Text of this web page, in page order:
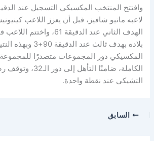
لاعبه ماتيو شافيز، قبل أن يعزز اللاعب
الهدف الثاني عند الدقيقة 61،
بلاده بهدف ثالث عند
المكسيكي دور المجموعات متصدرًا للمجموعة
الكاملة، ضامنًا التأهل
التشيكي عند نقطة واحدة.
السابق